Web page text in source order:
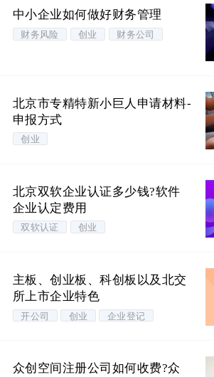
中小企业如何做好财务管理
财务风险 创业 财务公司
北京市专精特新小巨人申请材料-
申报方式
创业
北京双软企业认证多少钱?软件
企业认定费用
双软认证 创业
主板、创业板、科创板以及北交
所上市企业特色
开公司 创业 企业登记
众创空间注册公司如何收费?众